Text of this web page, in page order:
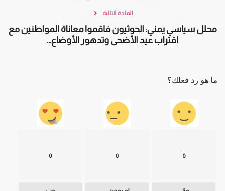
المادة التالية
محلل سياسي يمني: الحوثيون فاقموا معاناة المواطنين مع
اقتراب عيد الأضحى وتدهور الأوضاع...
ما هو رد فعلك؟
0
0
0